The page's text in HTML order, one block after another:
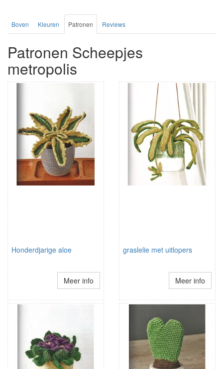
Boven Kleuren Patronen Reviews
Patronen Scheepjes
metropolis
Honderdjarige aloe
Meer info
graslelie met uitlopers
Meer info